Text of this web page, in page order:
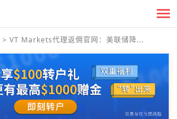
> VT Markets代理返佣官网：美联储降...